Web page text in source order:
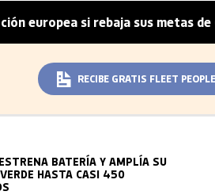
rebaja sus metas de CO₂ | La
RECIBE GRATIS FLEET
BATERÍA Y AMPLÍA SU
HASTA CASI 450